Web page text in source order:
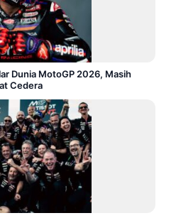
Dunia MotoGP 2026, Masih
Cedera